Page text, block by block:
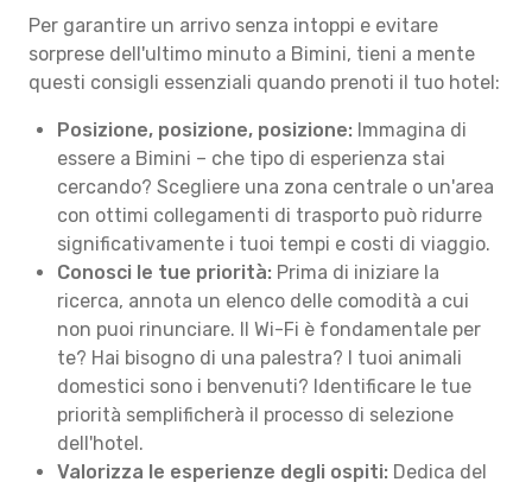
Per garantire un arrivo senza intoppi e evitare
sorprese dell'ultimo minuto a Bimini, tieni a mente
questi consigli essenziali quando prenoti il tuo hotel:
Posizione, posizione, posizione: Immagina di
essere a Bimini – che tipo di esperienza stai
cercando? Scegliere una zona centrale o un'area
con ottimi collegamenti di trasporto può ridurre
significativamente i tuoi tempi e costi di viaggio.
Conosci le tue priorità: Prima di iniziare la
ricerca, annota un elenco delle comodità a cui
non puoi rinunciare. Il Wi-Fi è fondamentale per
te? Hai bisogno di una palestra? I tuoi animali
domestici sono i benvenuti? Identificare le tue
priorità semplificherà il processo di selezione
dell'hotel.
Valorizza le esperienze degli ospiti: Dedica del